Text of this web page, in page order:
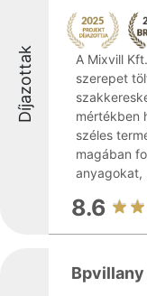
Díjazottak
A Mixvill
szerepet
mértékben
széles
magában
anyagokat,
8.6